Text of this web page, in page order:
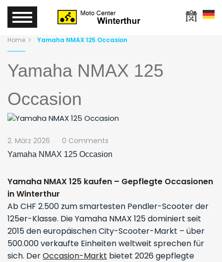
Home Yamaha NMAX 125 Occasion
Yamaha NMAX 125
Occasion
2. März 2026 0 Comments
Yamaha NMAX 125 Occasion
Yamaha NMAX 125 kaufen – Gepflegte Occasionen
in Winterthur
Ab CHF 2.500 zum smartesten Pendler-Scooter der
125er-Klasse. Die Yamaha NMAX 125 dominiert seit
2015 den europäischen City-Scooter-Markt – über
500.000 verkaufte Einheiten weltweit sprechen für
sich. DerOccasion-Markt bietet 2026 gepflegte